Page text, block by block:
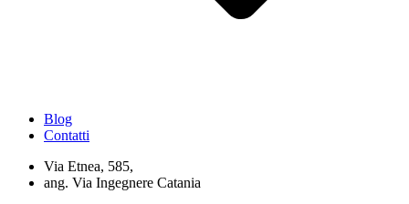
Blog
Contatti
Via Etnea, 585,
ang. Via Ingegnere Catania